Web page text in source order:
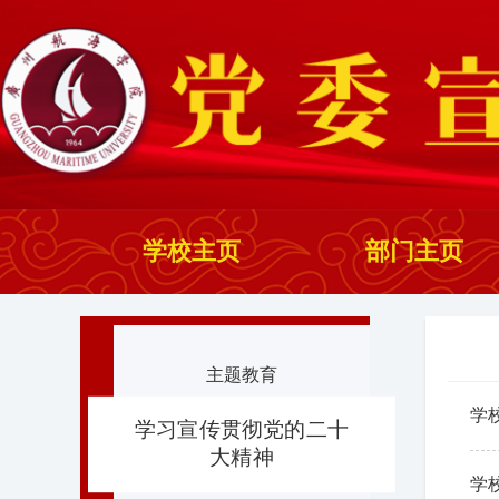
学校主页 部门主页
主题教育
学习宣传贯彻党的二十
大精神
学
学